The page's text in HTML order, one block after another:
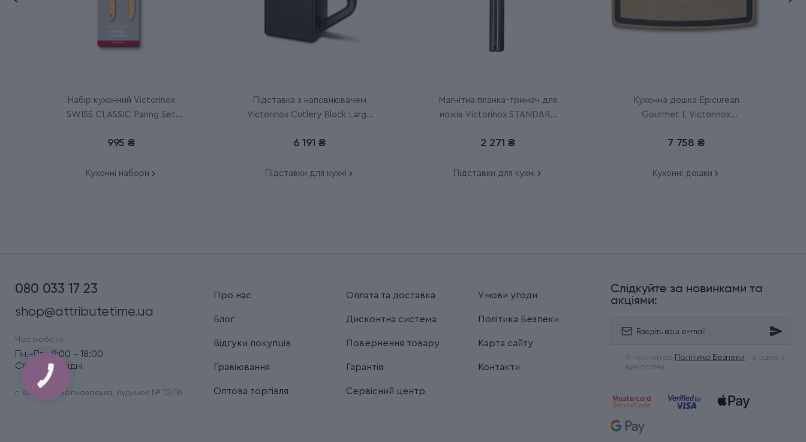
Набір кухонний Victorinox
SWISS CLASSIC Paring Set
995 ₴
Кухонні набори
Підставка з наповнювачем
Victorinox Cutlery Block Large
6 191 ₴
Підставки для кухні
Магнітна планка-тримач для
ножів Victorinox STANDARD
2 271 ₴
Підставки для кухні
Кухонна дошка Epicurean
Gourmet L Victorinox
7 758 ₴
Кухонні дошки
080 033 17 23
shop@attributetime.ua
Час роботи:
Пн.-Пт.: 9:00 - 18:00
Сб.-Нд.: вихідні
г. Київ, вул. Волноваська, будинок № 12/16
Про нас
Блог
Відгуки покупців
Гравіювання
Оптова торгівля
Оплата та доставка
Дисконтна система
Повернення товару
Гарантія
Сервісний центр
Умови угоди
Політика Безпеки
Карта сайту
Контакти
Слідкуйте за новинками та
акціями:
Я прочитав Політика Безпеки і згоден з
вимогами